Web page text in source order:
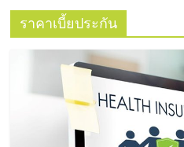
SME
แห่ง
ประเทศไ
ราคาเบี้ยประกัน